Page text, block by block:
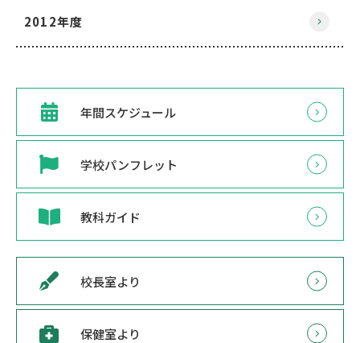
2012年度
年間スケジュール
学校パンフレット
教科ガイド
校長室より
保健室より